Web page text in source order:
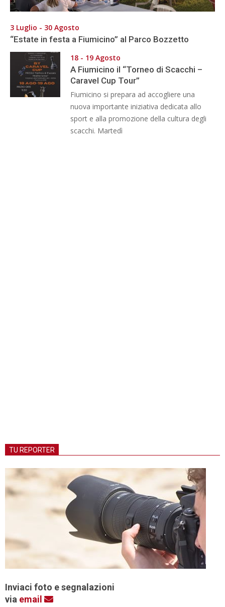
3 Luglio - 30 Agosto
“Estate in festa a Fiumicino” al Parco Bozzetto
18 - 19 Agosto
A Fiumicino il “Torneo di Scacchi –
Caravel Cup Tour”
Fiumicino si prepara ad accogliere una
nuova importante iniziativa dedicata allo
sport e alla promozione della cultura degli
scacchi. Martedì
TU REPORTER
Inviaci foto e segnalazioni
via email